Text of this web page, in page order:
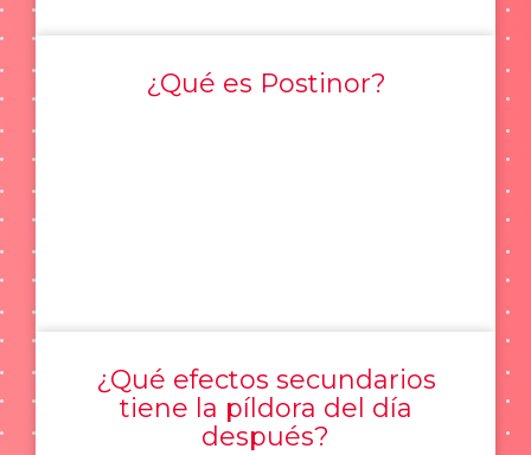
¿Qué es Postinor?
¿Qué efectos secundarios
tiene la píldora del día
después?